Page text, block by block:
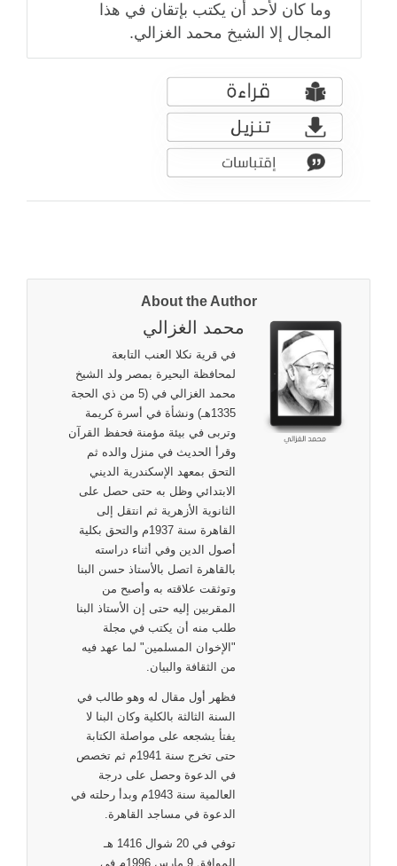
وما كان لأحد أن يكتب بإتقان في هذا
المجال إلا الشيخ محمد الغزالي.
About the Author
محمد الغزالي
في قرية نكلا العنب التابعة
لمحافظة البحيرة بمصر ولد الشيخ
محمد الغزالي في (5 من ذي الحجة
1335هـ) ونشأة في أسرة كريمة
وتربى في بيئة مؤمنة فحفظ القرآن
وقرأ الحديث في منزل والده ثم
التحق بمعهد الإسكندرية الديني
الابتدائي وظل به حتى حصل على
الثانوية الأزهرية ثم انتقل إلى
القاهرة سنة 1937م والتحق بكلية
أصول الدين وفي أثناء دراسته
بالقاهرة اتصل بالأستاذ حسن البنا
وتوثقت علاقته به وأصبح من
المقربين إليه حتى إن الأستاذ البنا
طلب منه أن يكتب في مجلة
"الإخوان المسلمين" لما عهد فيه
من الثقافة والبيان.
فظهر أول مقال له وهو طالب في
السنة الثالثة بالكلية وكان البنا لا
يفتأ يشجعه على مواصلة الكتابة
حتى تخرج سنة 1941م ثم تخصص
في الدعوة وحصل على درجة
العالمية سنة 1943م وبدأ رحلته في
الدعوة في مساجد القاهرة.
توفي في 20 شوال 1416 هـ
الموافق 9 مارس 1996م في